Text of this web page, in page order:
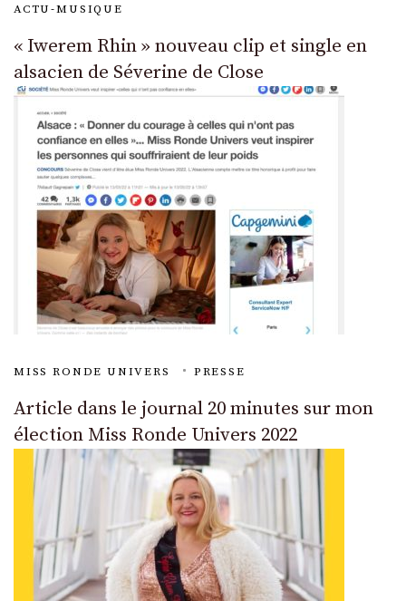
ACTU-MUSIQUE
« Iwerem Rhin » nouveau clip et single en
alsacien de Séverine de Close
MISS RONDE UNIVERS PRESSE
Article dans le journal 20 minutes sur mon
élection Miss Ronde Univers 2022